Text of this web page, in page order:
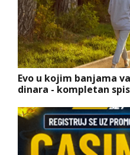
Evo u kojim banjama
dinara - kompletan